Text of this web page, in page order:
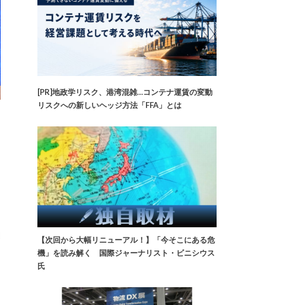
[PR]地政学リスク、港湾混雑…コンテナ運賃の変動
リスクへの新しいヘッジ方法「FFA」とは
【次回から大幅リニューアル！】「今そこにある危
機」を読み解く 国際ジャーナリスト・ビニシウス
氏